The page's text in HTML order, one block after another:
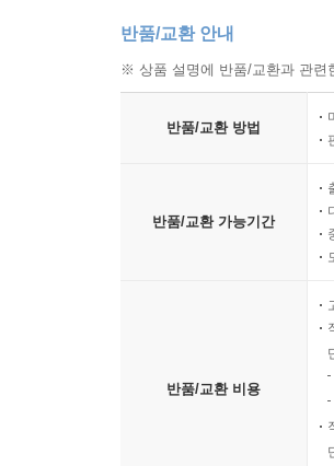
반품/교환 안내
※ 상품 설명에 반품/교환과 관련
반품/교환 방법
반품/교환 가능기간
반품/교환 비용